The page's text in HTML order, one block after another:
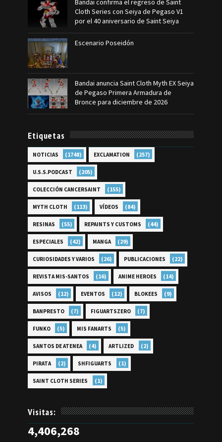
Bandai confirma el regreso de Saint
Cloth Series con Seiya de Pegaso V1
por el 40 aniversario de Saint Seiya
Escenario Poseidón
Bandai anuncia Saint Cloth Myth EX Seiya
de Pegaso Primera Armadura de
Bronce para diciembre de 2026
Etiquetas
NOTICIAS (1748) EXCLAMATION (257)
U.S.S.PODCAST (205)
COLECCIÓN CANCERSAINT (155)
MYTH CLOTH (113) VÍDEOS (84)
RESINAS (55) REPAINTS Y CUSTOMS (44)
ESPECIALES (42) MANGA (29)
CURIOSIDADES Y VARIOS (26) PUBLICACIONES (22)
REVISTA MIS-SANTOS (16) ANIME HEROES (14)
AVISOS (12) EVENTOS (12) BLOKEES (9)
BANPRESTO (7) FIGUARTSZERO (7)
FUNKO (5) MIS FANARTS (5)
SANTOS DE ATENEA (4) ARTLIZED (2)
PIRATA (2) SHFIGUARTS (1)
SAINT CLOTH SERIES (1)
Visitas:
4,406,268